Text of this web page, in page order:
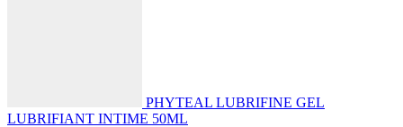
PHYTEAL LUBRIFINE GEL
LUBRIFIANT INTIME 50ML